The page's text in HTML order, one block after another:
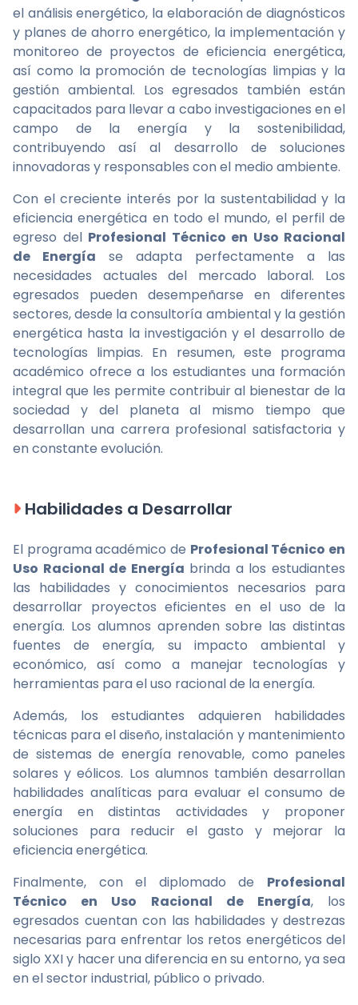
el análisis energético, la elaboración de diagnósticos
y planes de ahorro energético, la implementación y
monitoreo de proyectos de eficiencia energética,
así como la promoción de tecnologías limpias y la
gestión ambiental. Los egresados también están
capacitados para llevar a cabo investigaciones en el
campo de la energía y la sostenibilidad,
contribuyendo así al desarrollo de soluciones
innovadoras y responsables con el medio ambiente.
Con el creciente interés por la sustentabilidad y la
eficiencia energética en todo el mundo, el perfil de
egreso del Profesional Técnico en Uso Racional
de Energía se adapta perfectamente a las
necesidades actuales del mercado laboral. Los
egresados pueden desempeñarse en diferentes
sectores, desde la consultoría ambiental y la gestión
energética hasta la investigación y el desarrollo de
tecnologías limpias. En resumen, este programa
académico ofrece a los estudiantes una formación
integral que les permite contribuir al bienestar de la
sociedad y del planeta al mismo tiempo que
desarrollan una carrera profesional satisfactoria y
en constante evolución.
Habilidades a Desarrollar
El programa académico de Profesional Técnico en
Uso Racional de Energía brinda a los estudiantes
las habilidades y conocimientos necesarios para
desarrollar proyectos eficientes en el uso de la
energía. Los alumnos aprenden sobre las distintas
fuentes de energía, su impacto ambiental y
económico, así como a manejar tecnologías y
herramientas para el uso racional de la energía.
Además, los estudiantes adquieren habilidades
técnicas para el diseño, instalación y mantenimiento
de sistemas de energía renovable, como paneles
solares y eólicos. Los alumnos también desarrollan
habilidades analíticas para evaluar el consumo de
energía en distintas actividades y proponer
soluciones para reducir el gasto y mejorar la
eficiencia energética.
Finalmente, con el diplomado de Profesional
Técnico en Uso Racional de Energía, los
egresados cuentan con las habilidades y destrezas
necesarias para enfrentar los retos energéticos del
siglo XXI y hacer una diferencia en su entorno, ya sea
en el sector industrial, público o privado.